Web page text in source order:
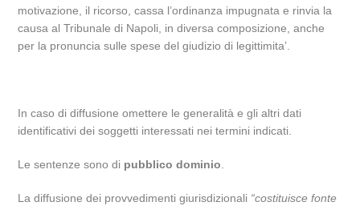
motivazione, il ricorso, cassa l’ordinanza impugnata e rinvia la
causa al Tribunale di Napoli, in diversa composizione, anche
per la pronuncia sulle spese del giudizio di legittimita’.
In caso di diffusione omettere le generalità e gli altri dati
identificativi dei soggetti interessati nei termini indicati.
Le sentenze sono di pubblico dominio
La diffusione dei provvedimenti giurisdizionali “costituisce fonte